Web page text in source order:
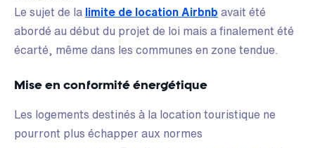
Le sujet de la
limite de location Airbnb avait été
abordé au début du projet de loi mais a finalement été
écarté, même dans les communes en zone tendue.
Mise en conformité énergétique
Les logements destinés à la location touristique ne
pourront plus échapper aux normes